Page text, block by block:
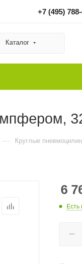
+7 (495)
Каталог
— Круглые
6
Есть